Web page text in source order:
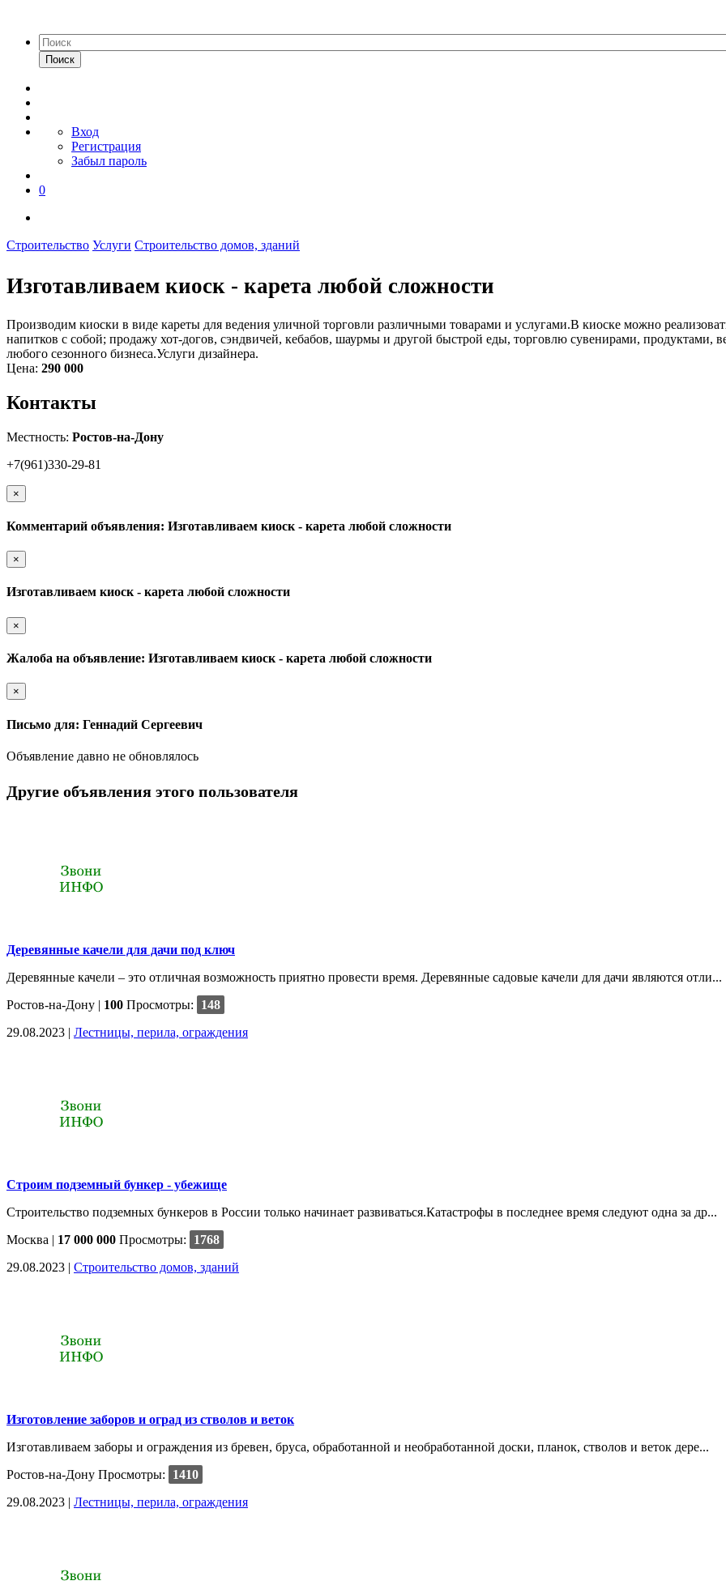
Поиск
Вход
Регистрация
Забыл пароль
0
Строительство Услуги Строительство домов, зданий
Изготавливаем киоск - карета любой сложности
Производим киоски в виде кареты для ведения уличной торговли различными товарами и услугами.В киоске можно
напитков с собой; продажу хот-догов, сэндвичей, кебабов, шаурмы и другой быстрой еды, торговлю сувенирами, продуктами,
любого сезонного бизнеса.Услуги дизайнера.
Цена: 290 000
Контакты
Местность: Ростов-на-Дону
+7(961)330-29-81
×
Комментарий объявления: Изготавливаем киоск - карета любой сложности
×
Изготавливаем киоск - карета любой сложности
×
Жалоба на объявление: Изготавливаем киоск - карета любой сложности
×
Письмо для: Геннадий Сергеевич
Объявление давно не обновлялось
Другие объявления этого пользователя
Деревянные качели для дачи под ключ
Деревянные качели – это отличная возможность приятно провести время. Деревянные садовые качели для дачи являются отли...
Ростов-на-Дону | 100 Просмотры:
148
29.08.2023 | Лестницы, перила, ограждения
Строим подземный бункер - убежище
Строительство подземных бункеров в России только начинает развиваться.Катастрофы в последнее время следуют одна за др...
Москва | 17 000 000 Просмотры:
1768
29.08.2023 | Строительство домов, зданий
Изготовление заборов и оград из стволов и веток
Изготавливаем заборы и ограждения из бревен, бруса, обработанной и необработанной доски, планок, стволов и веток дере...
Ростов-на-Дону Просмотры:
1410
29.08.2023 | Лестницы, перила, ограждения